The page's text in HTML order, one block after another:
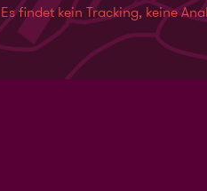
Es findet kein Tracking, keine